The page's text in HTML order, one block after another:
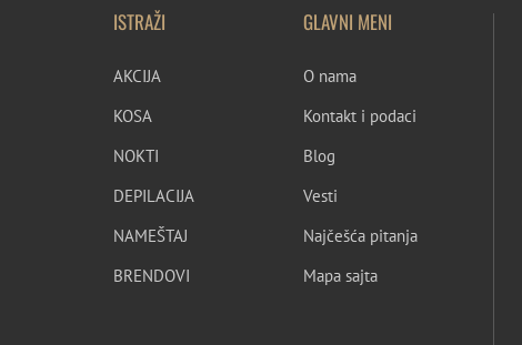
ISTRAŽI
AKCIJA
KOSA
NOKTI
DEPILACIJA
NAMEŠTAJ
BRENDOVI
GLAVNI MENI
O nama
Kontakt i podaci
Blog
Vesti
Najčešća pitanja
Mapa sajta